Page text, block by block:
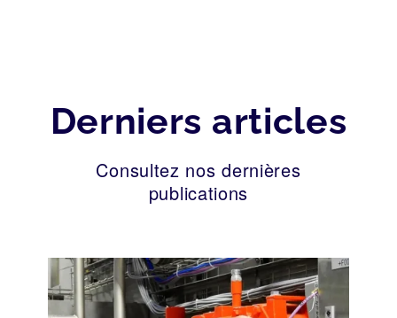
Derniers articles
Consultez nos dernières
publications